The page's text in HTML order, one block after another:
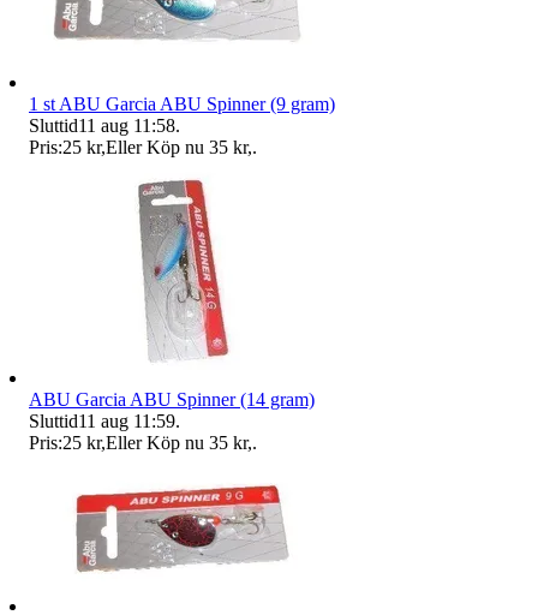
1 st ABU Garcia ABU Spinner (9 gram)
Sluttid11 aug 11:58.
Pris:25 kr,Eller Köp nu 35 kr,.
ABU Garcia ABU Spinner (14 gram)
Sluttid11 aug 11:59.
Pris:25 kr,Eller Köp nu 35 kr,.